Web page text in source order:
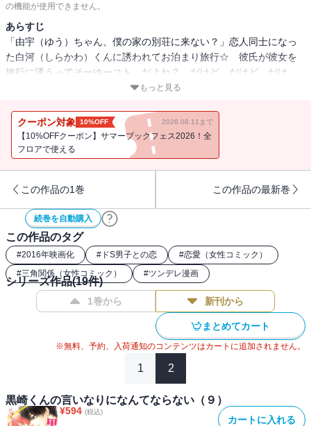
の機能が使用できません。
あらすじ
「由宇（ゆう）ちゃん、僕の家の別荘に来ない？」恋人同士になっ
た白河（しらかわ）くんに誘われてお泊まり旅行☆ 彼氏が彼女を
旅行に誘うってそーゆーコト…だよね？ だけど、だけど、だけ
ど、とんでもない姿で黒崎（くろさき）くんとはち合わせちゃっ
崎くんと24時間ドキドキラブ☆ 黒崎くんの言いなりになりた
い？ 梶（かじ）くんが主役のSPショートも収録♪
もっと見る
クーポン対象 10%OFF 2026.08.11まで
【10%OFFクーポン】サマーブックフェス2026！全
フロアで使える
この作品の1巻 この作品の最新巻
続巻を自動購入
この作品のタグ
#2016年映画化 # ドS男子との恋 #恋愛（女性コミック）
#三角関係（女性コミック） #ツンデレ漫画
シリーズ作品(19件)
1巻から 新刊から
まとめてカート
※無料、予約、入荷通知のコンテンツはカートに追加されません。
1 2
黒崎くんの言いなりになんてならない（９）
¥594 (税込)
カートに入れる